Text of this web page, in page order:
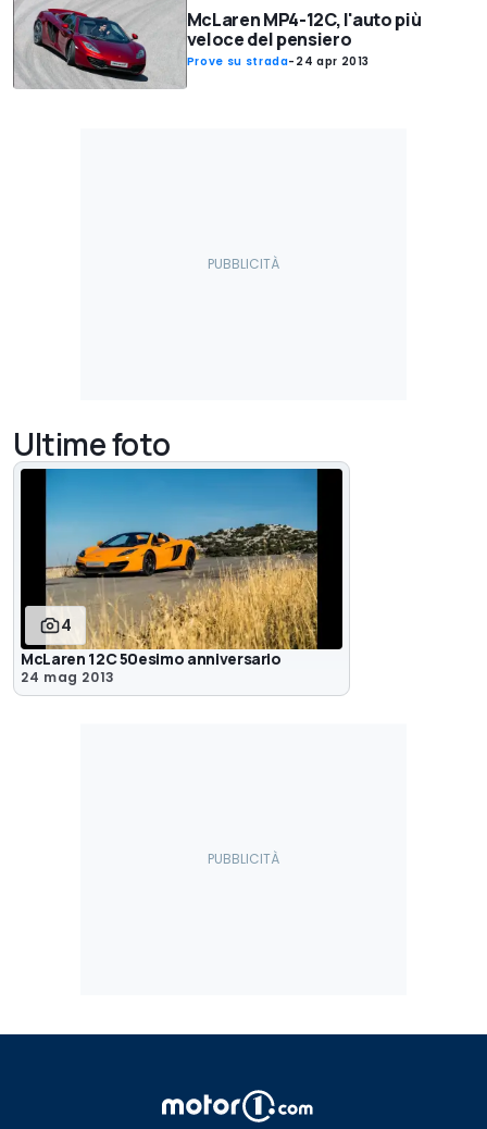
McLaren MP4-12C, l'auto più
veloce del pensiero
Prove su strada- 24 apr 2013
Ultime foto
4
McLaren 12C 50esimo anniversario
24 mag 2013